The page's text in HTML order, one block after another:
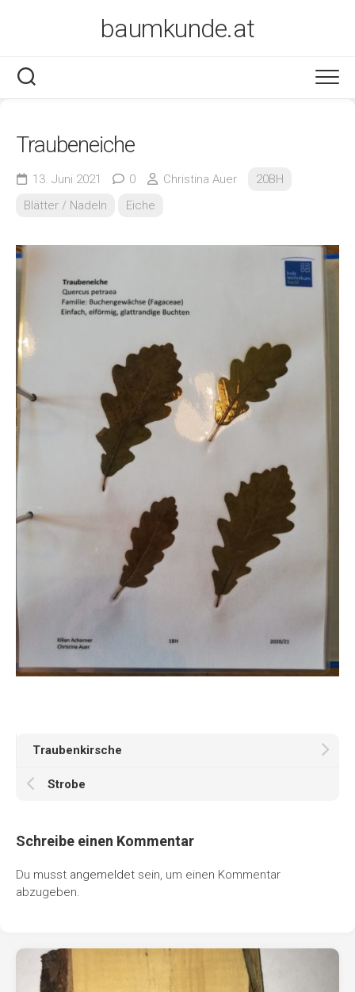
baumkunde.at
Traubeneiche
13. Juni 2021 0 Christina Auer
20BH
Blätter / Nadeln
Eiche
Traubenkirsche
Strobe
Schreibe einen Kommentar
Du musst angemeldet sein, um einen Kommentar
abzugeben.